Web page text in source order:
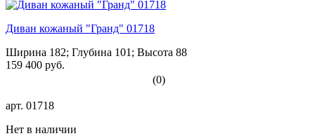
Диван кожаный "Гранд" 01718
Ширина 182; Глубина 101; Высота 88
159 400 руб.
(0)
арт. 01718
Нет в наличии